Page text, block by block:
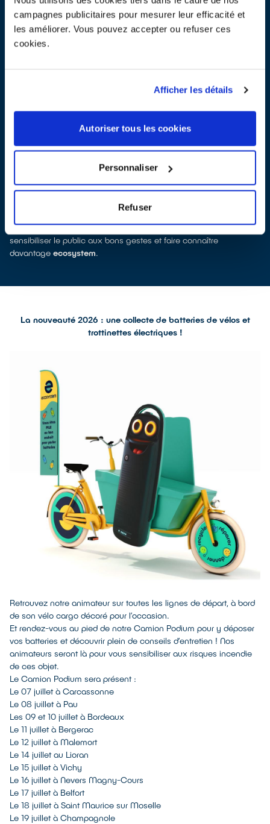
campagnes publicitaires pour mesurer leur efficacité et
les améliorer. Vous pouvez accepter ou refuser ces
cookies.
Afficher les détails
Autoriser tous les cookies
Personnaliser
Refuser
Cette année, 8 collaborateurs d’ecosystem rejoindront nos
équipiers pour renforcer l’impact de nos messages auprès des
expertise au service de notre mission d’intérêt général pour
sensibiliser le public aux bons gestes et faire connaître
davantage ecosystem.
La nouveauté 2026 : une collecte de batteries de vélos et
trottinettes électriques !
Retrouvez notre animateur sur toutes les lignes de départ, à bord
de son vélo cargo décoré pour l’occasion.
Et rendez-vous au pied de notre Camion Podium pour y déposer
vos batteries et découvrir plein de conseils d’entretien ! Nos
animateurs seront là pour vous sensibiliser aux risques incendie
de ces objet.
Le Camion Podium sera présent :
Le 07 juillet à Carcassonne
Le 08 juillet à Pau
Les 09 et 10 juillet à Bordeaux
Le 11 juillet à Bergerac
Le 12 juillet à Malemort
Le 14 juillet au Lioran
Le 15 juillet à Vichy
Le 16 juillet à Nevers Magny-Cours
Le 17 juillet à Belfort
Le 18 juillet à Saint Maurice sur Moselle
Le 19 juillet à Champagnole